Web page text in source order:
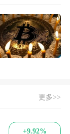
更多>>
+9.92%